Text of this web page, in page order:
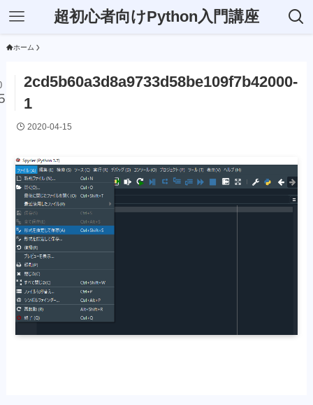
超初心者向けPython入門講座
ホーム
2cd5b60a3d8a9733d58be109f7b42000-
1
2020-04-15